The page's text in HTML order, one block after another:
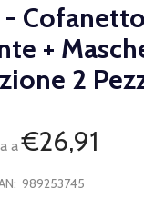
-
+
2
a€26,91
989253745